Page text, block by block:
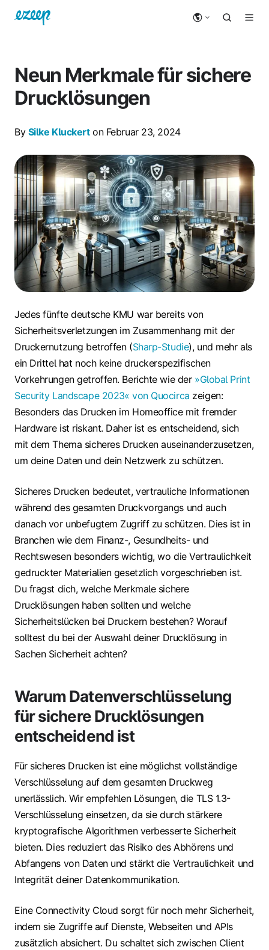
Neun Merkmale für sichere
Drucklösungen
By Silke Kluckerton Februar 23, 2024
Jedes fünfte deutsche KMU war bereits von
Sicherheitsverletzungen im Zusammenhang mit der
Druckernutzung betroffen (Sharp-Studie), und mehr als
ein Drittel hat noch keine druckerspezifischen
Vorkehrungen getroffen. Berichte wie der »Global Print
Security Landscape 2023« von Quocirca zeigen:
Besonders das Drucken im Homeoffice mit fremder
Hardware ist riskant. Daher ist es entscheidend, sich
mit dem Thema sicheres Drucken auseinanderzusetzen,
um deine Daten und dein Netzwerk zu schützen.
Sicheres Drucken bedeutet, vertrauliche Informationen
während des gesamten Druckvorgangs und auch
danach vor unbefugtem Zugriff zu schützen. Dies ist in
Branchen wie dem Finanz-, Gesundheits- und
Rechtswesen besonders wichtig, wo die Vertraulichkeit
gedruckter Materialien gesetzlich vorgeschrieben ist.
Du fragst dich, welche Merkmale sichere
Drucklösungen haben sollten und welche
Sicherheitslücken bei Druckern bestehen? Worauf
solltest du bei der Auswahl deiner Drucklösung in
Sachen Sicherheit achten?
Warum Datenverschlüsselung
für sichere Drucklösungen
entscheidend ist
Für sicheres Drucken ist eine möglichst vollständige
Verschlüsselung auf dem gesamten Druckweg
unerlässlich. Wir empfehlen Lösungen, die TLS 1.3-
Verschlüsselung einsetzen, da sie durch stärkere
kryptografische Algorithmen verbesserte Sicherheit
bieten. Dies reduziert das Risiko des Abhörens und
Abfangens von Daten und stärkt die Vertraulichkeit und
Integrität deiner Datenkommunikation.
Eine Connectivity Cloud sorgt für noch mehr Sicherheit,
indem sie Zugriffe auf Dienste, Webseiten und APIs
zusätzlich absichert. Du schaltet sich zwischen Client